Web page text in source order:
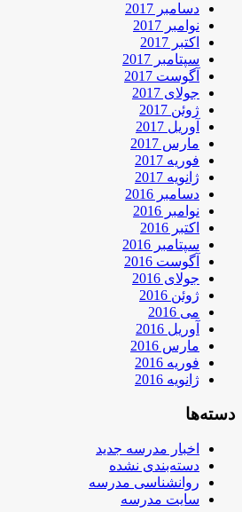
دسامبر 2017
نوامبر 2017
اکتبر 2017
سپتامبر 2017
آگوست 2017
جولای 2017
ژوئن 2017
آوریل 2017
مارس 2017
فوریه 2017
ژانویه 2017
دسامبر 2016
نوامبر 2016
اکتبر 2016
سپتامبر 2016
آگوست 2016
جولای 2016
ژوئن 2016
می 2016
آوریل 2016
مارس 2016
فوریه 2016
ژانویه 2016
دسته‌ها
اخبار مدرسه جدید
دسته‌بندی نشده
روانشناسی مدرسه
سایت مدرسه